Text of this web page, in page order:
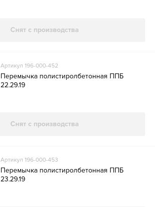
Снят с производства
Артикул 196-000-452
Перемычка полистиролбетонная ППБ
22.29.19
Снят с производства
Артикул 196-000-453
Перемычка полистиролбетонная ППБ
23.29.19